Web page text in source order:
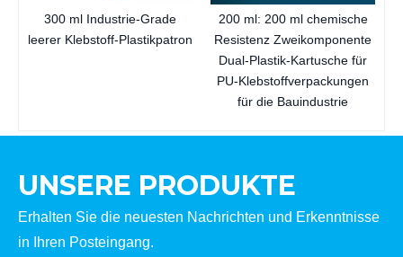
300 ml Industrie-Grade
leerer Klebstoff-Plastikpatron
200 ml: 200 ml chemische
Resistenz Zweikomponente
Dual-Plastik-Kartusche für
PU-Klebstoffverpackungen
für die Bauindustrie
UNSERE PRODUKTE
Erhalten Sie die neuesten Nachrichten und Erkenntnisse
in Ihren Posteingang.